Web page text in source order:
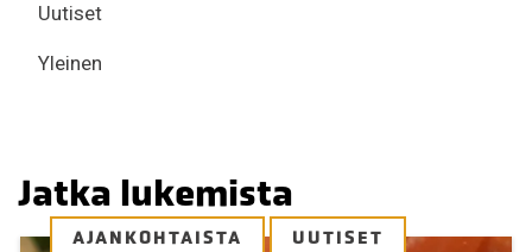
Uutiset
Yleinen
Jatka lukemista
AJANKOHTAISTA UUTISET